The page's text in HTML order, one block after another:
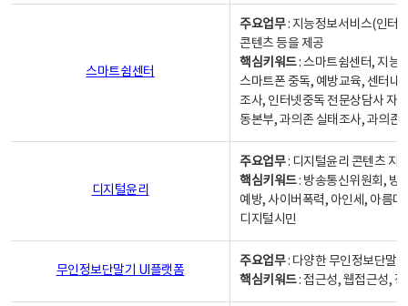
스마트쉼센터
주요업무: 지능정보서비스(인터
콘텐츠 등을 제공
핵심키워드: 스마트쉼센터, 지능
스마트폰 중독, 예방교육, 센터내
조사, 인터넷중독 전문상담사 자
동본부, 과의존 실태조사, 과의존
디지털윤리
주요업무: 디지털윤리 콘텐츠 지
핵심키워드: 방송통신위원회, 방
예방, 사이버폭력, 아인세, 아름
디지털시민
무인정보단말기 UI플랫폼
주요업무: 다양한 무인정보단말
핵심키워드: 접근성, 웹접근성,